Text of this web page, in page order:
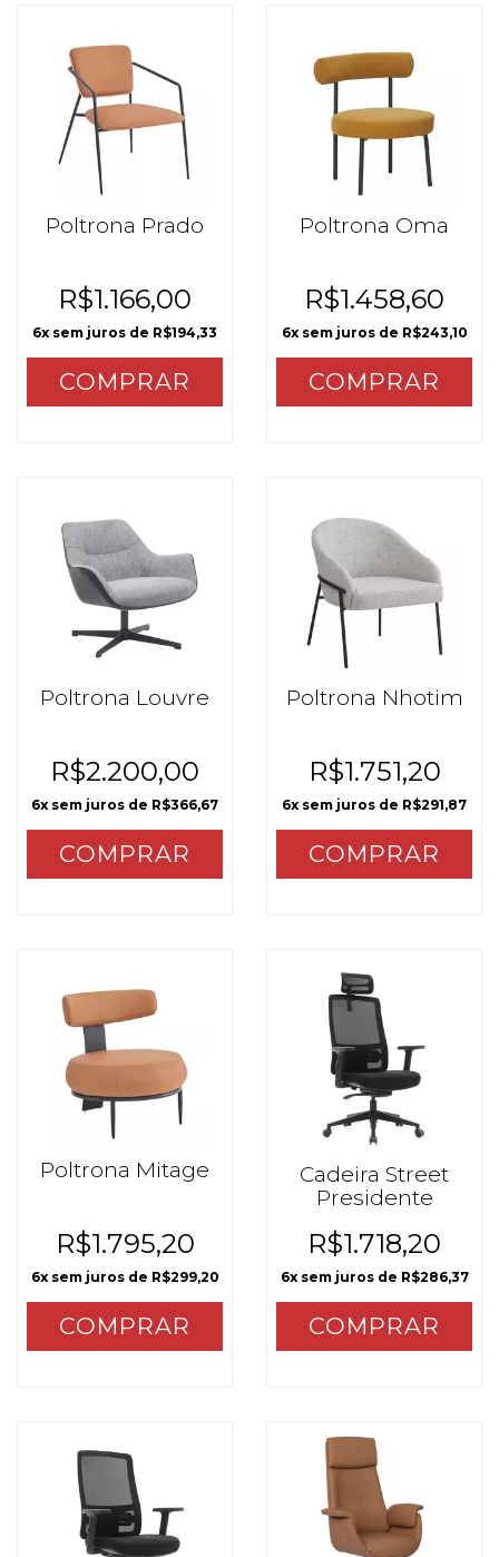
Poltrona Prado
R$1.166,00
6x sem juros de R$194,33
COMPRAR
Poltrona Oma
R$1.458,60
6x sem juros de R$243,10
COMPRAR
Poltrona Louvre
R$2.200,00
6x sem juros de R$366,67
COMPRAR
Poltrona Nhotim
R$1.751,20
6x sem juros de R$291,87
COMPRAR
Poltrona Mitage
R$1.795,20
6x sem juros de R$299,20
COMPRAR
Cadeira Street
Presidente
R$1.718,20
6x sem juros de R$286,37